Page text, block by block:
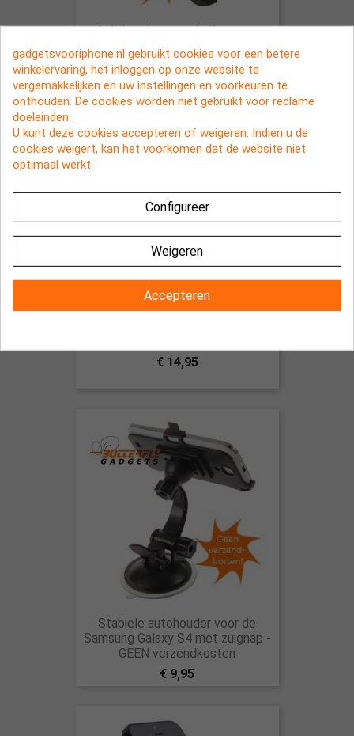
Autohouder voor de Samsung
verzendkosten
€ 9,95
€ 14,95
NIET OP VOORRAAD
Stabiele autohouder voor de
Samsung Galaxy S4 met zuignap -
GEEN verzendkosten
€ 9,95
gadgetsvooriphone.nl gebruikt cookies voor een betere
winkelervaring, het inloggen op onze website te
vergemakkelijken en uw instellingen en voorkeuren te
onthouden. De cookies worden niet gebruikt voor reclame
doeleinden.
U kunt deze cookies accepteren of weigeren. Indien u de
cookies weigert, kan het voorkomen dat de website niet
optimaal werkt.
Configureer
Weigeren
Accepteren